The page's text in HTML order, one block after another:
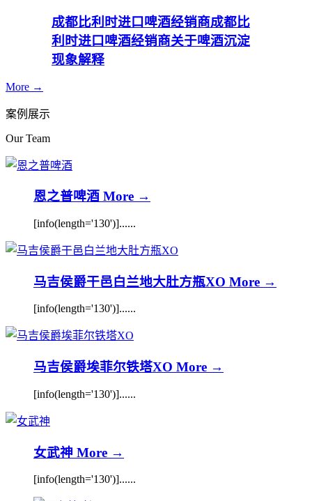
成都比利时进口啤酒经销商成都比
利时进口啤酒经销商关于啤酒沉淀
现象解释
More →
案例展示
Our Team
恩之普啤酒 More →
[info(length='130')]......
马吉侯爵干邑白兰地大肚方瓶XO More →
[info(length='130')]......
马吉侯爵埃菲尔铁塔XO More →
[info(length='130')]......
女武神 More →
[info(length='130')]......